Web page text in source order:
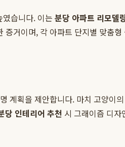
습니다. 이는 분당 아파트 리모델
거이며, 각 아파트 단지별 맞춤
계획을 제안합니다. 마치 고양이
당 인테리어 추천 시 그래이즘 디